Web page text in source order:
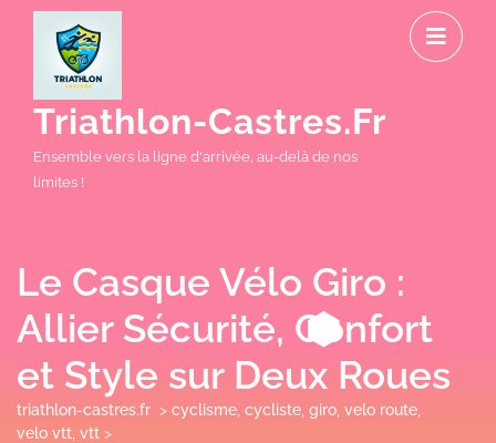
Triathlon-Castres.fr
Ensemble vers la ligne d'arrivée, au-delà de nos
limites !
Le Casque Vélo Giro :
Allier Sécurité, Confort
et Style sur Deux Roues
triathlon-castres.fr > cyclisme cycliste giro velo route
velo vtt vtt >